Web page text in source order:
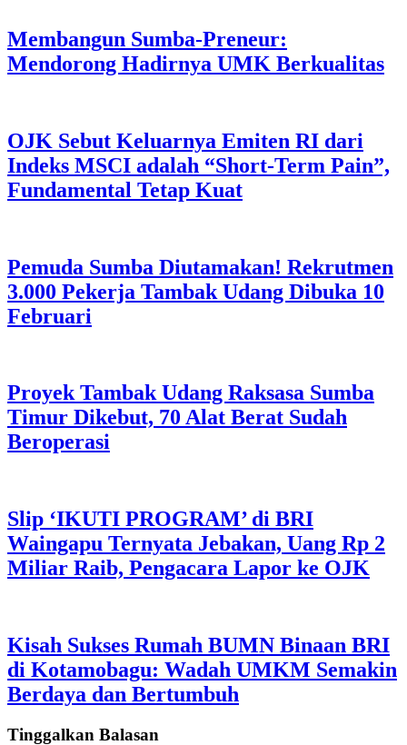
Membangun Sumba-Preneur:
Mendorong Hadirnya UMK Berkualitas
OJK Sebut Keluarnya Emiten RI dari
Indeks MSCI adalah “Short-Term Pain”,
Fundamental Tetap Kuat
Pemuda Sumba Diutamakan! Rekrutmen
3.000 Pekerja Tambak Udang Dibuka 10
Februari
Proyek Tambak Udang Raksasa Sumba
Timur Dikebut, 70 Alat Berat Sudah
Beroperasi
Slip ‘IKUTI PROGRAM’ di BRI
Waingapu Ternyata Jebakan, Uang Rp 2
Miliar Raib, Pengacara Lapor ke OJK
Kisah Sukses Rumah BUMN Binaan BRI
di Kotamobagu: Wadah UMKM Semakin
Berdaya dan Bertumbuh
Tinggalkan Balasan